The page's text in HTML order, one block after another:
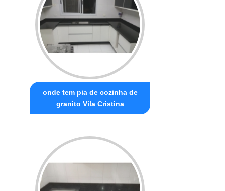
onde tem pia de cozinha de
granito Vila Cristina